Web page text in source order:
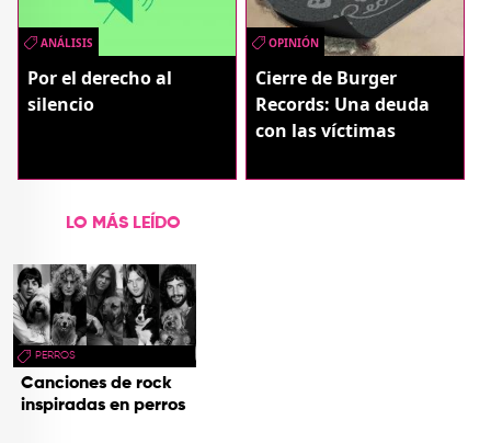
ANÁLISIS
Por el derecho al
silencio
OPINIÓN
Cierre de Burger
Records: Una deuda
con las víctimas
LO MÁS LEÍDO
PERROS
Canciones de rock
inspiradas en perros